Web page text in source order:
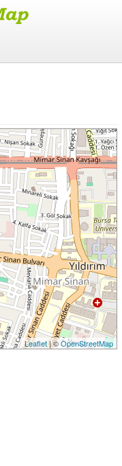
Leaflet| ©OpenStreetMap